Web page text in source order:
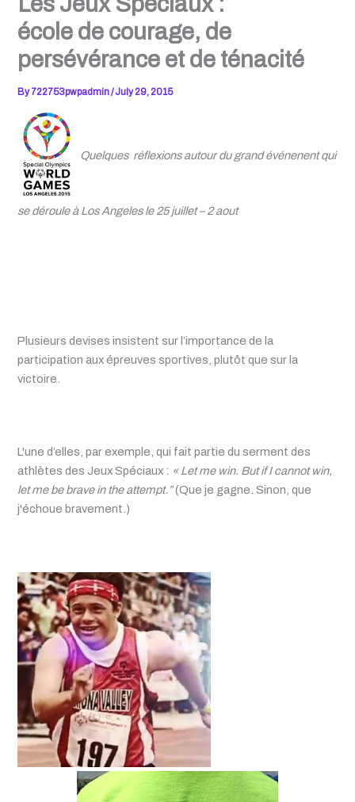
école de courage, de
persévérance et de ténacité
By 722753pwpadmin/July 29, 2015
Quelques réflexions autour du grand événenent qui
se déroule à Los Angeles le 25 juillet – 2 aout
Plusieurs devises insistent sur l’importance de la
participation aux épreuves sportives, plutôt que sur la
victoire.
L'une d’elles, par exemple, qui fait partie du serment des
athlètes des Jeux Spéciaux : « Let me win. But if I cannot win,
let me be brave in the attempt.”(Que je gagne. Sinon, que
j'échoue bravement.)